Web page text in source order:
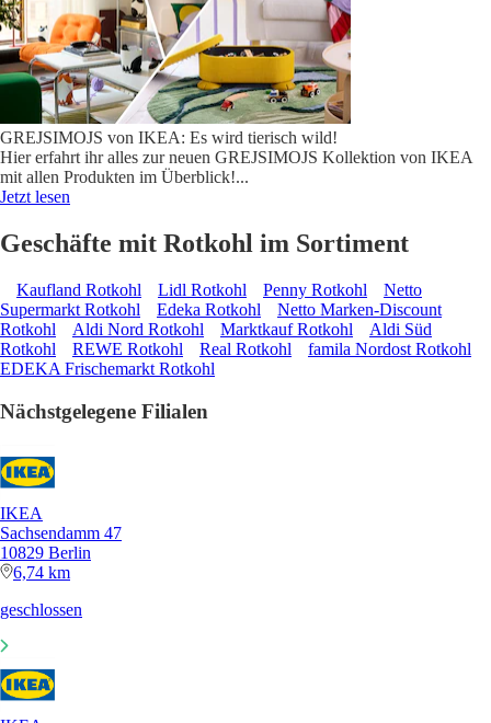
GREJSIMOJS von IKEA: Es wird tierisch wild!
Hier erfahrt ihr alles zur neuen GREJSIMOJS Kollektion von IKEA
mit allen Produkten im Überblick!...
Jetzt lesen
Geschäfte mit Rotkohl im Sortiment
Kaufland Rotkohl Lidl Rotkohl Penny Rotkohl
Netto
Supermarkt Rotkohl
Edeka Rotkohl
Netto Marken-Discount
Rotkohl
Aldi Nord Rotkohl Marktkauf Rotkohl
Aldi Süd
Rotkohl
REWE Rotkohl Real Rotkohl
famila Nordost Rotkohl
EDEKA Frischemarkt Rotkohl
Nächstgelegene Filialen
IKEA
Sachsendamm 47
10829 Berlin
6,74 km
geschlossen